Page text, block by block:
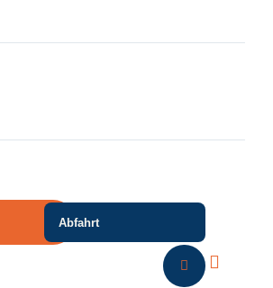
Abfahrt